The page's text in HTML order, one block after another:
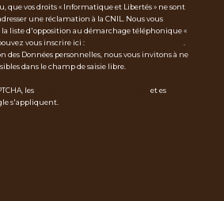
que vos droits « Informatique et Libertés » ne sont
une réclamation à la CNIL. Nous vous
la liste d'opposition au démarchage téléphonique «
vous inscrire ici :
des Données personnelles, nous vous invitons à ne
dans le champ de saisie libre.
les et es
s'appliquent.